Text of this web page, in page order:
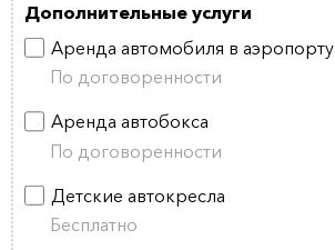
Дополнительные услуги
Аренда автомобиля в аэропорту
По договоренности
Аренда автобокса
По договоренности
Детские автокресла
Бесплатно